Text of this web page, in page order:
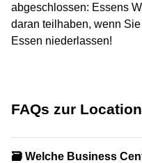
abgeschlossen: Essens
daran teilhaben, wenn
Essen niederlassen!
FAQs zur Location
🗃️ Welche Business